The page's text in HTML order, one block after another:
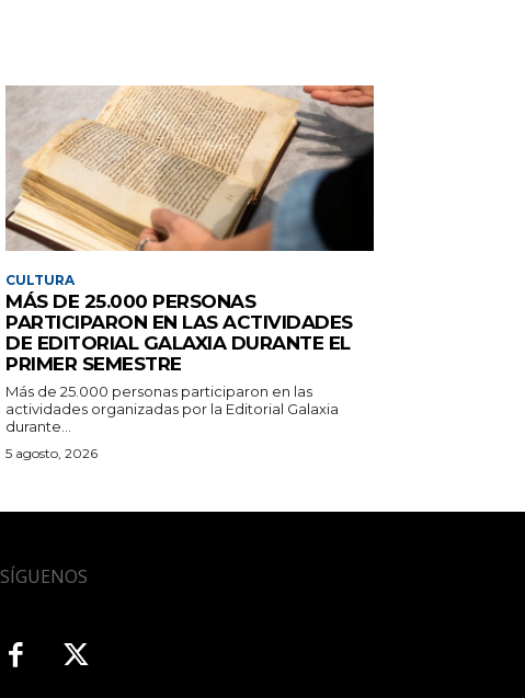
CULTURA
MÁS DE 25.000 PERSONAS
PARTICIPARON EN LAS ACTIVIDADES
DE EDITORIAL GALAXIA DURANTE EL
PRIMER SEMESTRE
Más de 25.000 personas participaron en las
actividades organizadas por la Editorial Galaxia
durante...
5 agosto, 2026
SÍGUENOS